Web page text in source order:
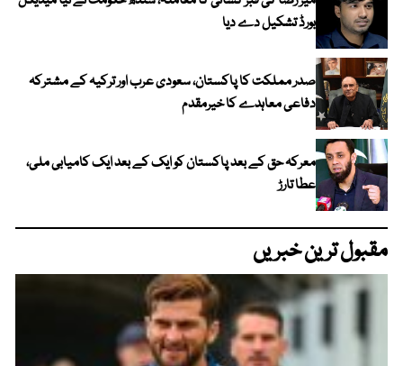
بورڈ تشکیل دے دیا
صدر مملکت کا پاکستان، سعودی عرب اور ترکیہ کے مشترکہ
دفاعی معاہدے کا خیرمقدم
معرکہ حق کے بعد پاکستان کو ایک کے بعد ایک کامیابی ملی،
عطا تارڑ
مقبول ترین خبریں